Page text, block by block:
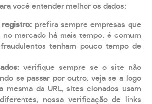
você entender melhor os dados:
registro: prefira sempre empresas que
no mercado há mais tempo, é comum
tenham pouco tempo de
verifique sempre se o site não
se passar por outro, veja se a logo
mesma da URL, sites clonados usam
nossa verificação de links